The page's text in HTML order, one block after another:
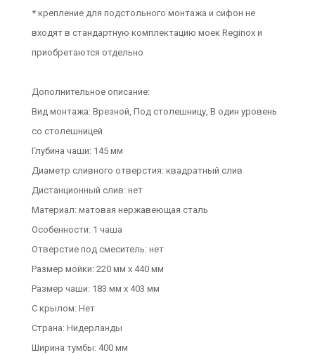
* крепление для подстольного монтажа и сифон не
входят в стандартную комплектацию моек Reginox и
приобретаются отдельно
Дополнительное описание:
Вид монтажа: Врезной, Под столешницу, В один уровень
со столешницей
Глубина чаши: 145 мм
Диаметр сливного отверстия: квадратный слив
Дистанционный слив: нет
Материал: матовая нержавеющая сталь
Особенности: 1 чаша
Отверстие под смеситель: нет
Размер мойки: 220 мм х 440 мм
Размер чаши: 183 мм х 403 мм
С крылом: Нет
Страна: Нидерланды
Ширина тумбы: 400 мм